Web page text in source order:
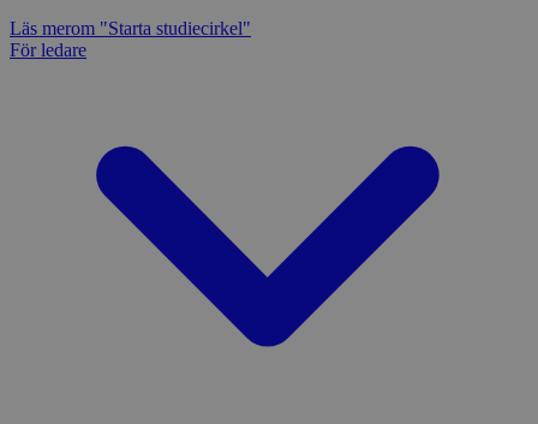
Läs merom "Starta studiecirkel"
För ledare